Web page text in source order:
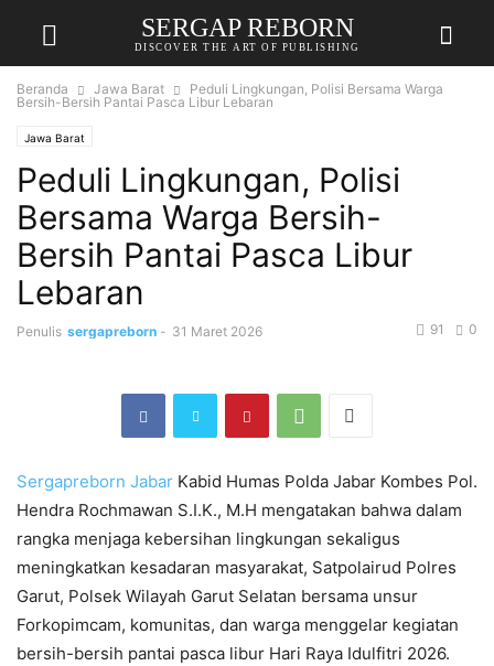
SERGAP REBORN
DISCOVER THE ART OF PUBLISHING
Beranda Jawa Barat
Peduli Lingkungan, Polisi Bersama Warga
Bersih-Bersih Pantai Pasca Libur Lebaran
Jawa Barat
Peduli Lingkungan, Polisi
Bersama Warga Bersih-
Bersih Pantai Pasca Libur
Lebaran
Penulis sergapreborn - 31 Maret 2026 0
91
Sergapreborn Jabar Kabid Humas Polda Jabar Kombes Pol.
Hendra Rochmawan S.I.K., M.H mengatakan bahwa dalam
rangka menjaga kebersihan lingkungan sekaligus
meningkatkan kesadaran masyarakat, Satpolairud Polres
Garut, Polsek Wilayah Garut Selatan bersama unsur
Forkopimcam, komunitas, dan warga menggelar kegiatan
bersih-bersih pantai pasca libur Hari Raya Idulfitri 2026.